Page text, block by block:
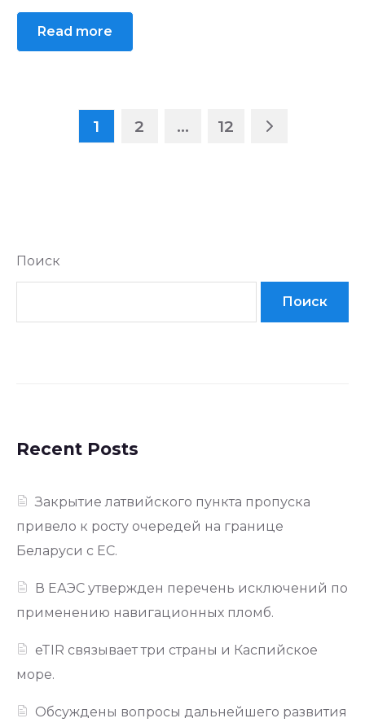
Read more
1 2 … 12
Поиск
Поиск
Recent Posts
Закрытие латвийского пункта пропуска
привело к росту очередей на границе
Беларуси с ЕС.
В ЕАЭС утвержден перечень исключений по
применению навигационных пломб.
eTIR связывает три страны и Каспийское
море.
Обсуждены вопросы дальнейшего развития